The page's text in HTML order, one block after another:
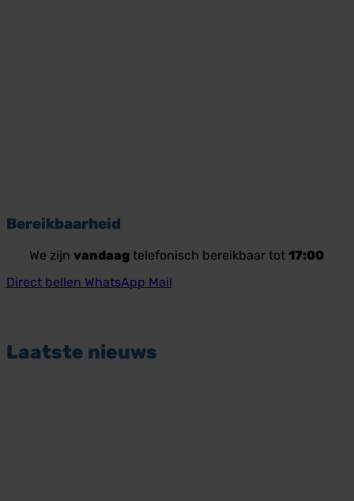
Bereikbaarheid
We zijn vandaag telefonisch bereikbaar tot 17:00
Direct bellen WhatsApp Mail
Laatste nieuws